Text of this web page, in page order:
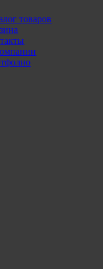
товаров